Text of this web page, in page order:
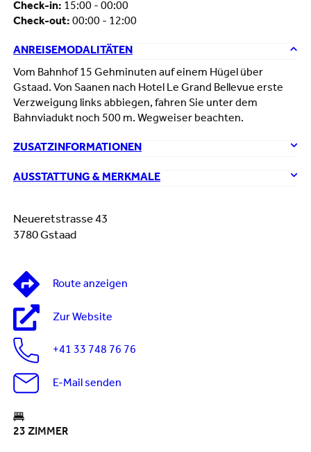
Check-in: 15:00 - 00:00
Check-out: 00:00 - 12:00
ANREISEMODALITÄTEN
Vom Bahnhof 15 Gehminuten auf einem Hügel über
Gstaad. Von Saanen nach Hotel Le Grand Bellevue erste
Verzweigung links abbiegen, fahren Sie unter dem
Bahnviadukt noch 500 m. Wegweiser beachten.
ZUSATZINFORMATIONEN
AUSSTATTUNG & MERKMALE
Neueretstrasse 43
3780 Gstaad
Route anzeigen
Zur Website
+41 33 748 76 76
E-Mail senden
23 ZIMMER